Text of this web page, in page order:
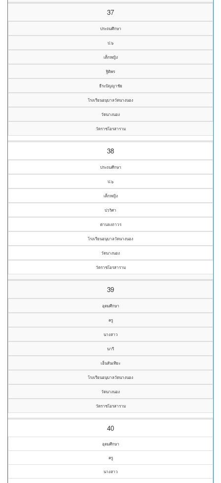
37
ประถมศึกษา
ป.๖
เด็กหญิง
ฐิติพร
ธีระปัญญาชัย
โรงเรียนอนุบาลวัดนางนอง
วัดนางนอง
วัดราชโอรสาราม
38
ประถมศึกษา
ป.๖
เด็กหญิง
ปวริศา
ด่านจงถาวร
โรงเรียนอนุบาลวัดนางนอง
วัดนางนอง
วัดราชโอรสาราม
39
อุดมศึกษา
ครู
นางสาว
นารี
เอ็นสันเทียะ
โรงเรียนอนุบาลวัดนางนอง
วัดนางนอง
วัดราชโอรสาราม
40
อุดมศึกษา
ครู
นางสาว